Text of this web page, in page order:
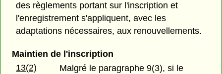
des règlements portant sur l'inscription et
l'enregistrement s'appliquent, avec les
adaptations nécessaires, aux renouvellements.
Maintien de l'inscription
13(2)
Malgré le paragraphe 9(3), si le